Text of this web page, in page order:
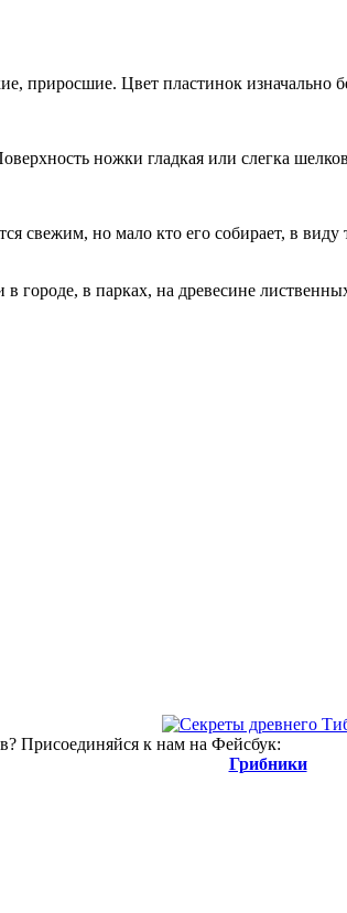
приросшие. Цвет пластинок изначально
ножки гладкая или слегка
но мало кто его собирает, в виду
городе, в парках, на древесине
Присоединяйся к нам на Фейсбук:
Грибники